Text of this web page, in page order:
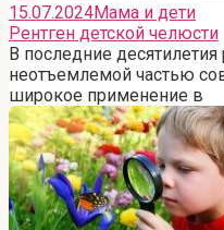
15.07.2024Мама и дети
Рентген детской челюсти
В последние десятилетия
неотъемлемой частью
широкое применение в